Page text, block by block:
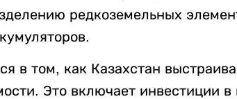
редкоземельных
в том, как Казахстан
Это включает инвестиции